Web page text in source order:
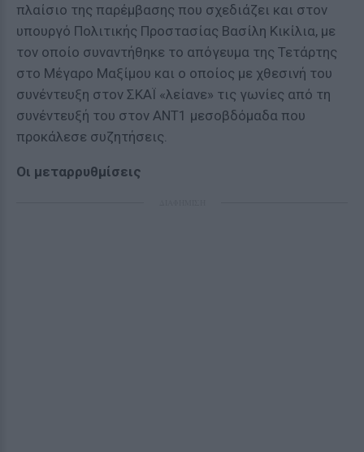
πλαίσιο της παρέμβασης που σχεδιάζει και στον
υπουργό Πολιτικής Προστασίας Βασίλη Κικίλια, με
τον οποίο συναντήθηκε το απόγευμα της Τετάρτης
στο Μέγαρο Μαξίμου και ο οποίος με χθεσινή του
συνέντευξη στον ΣΚΑΪ «λείανε» τις γωνίες από τη
συνέντευξή του στον ΑΝΤ1 μεσοβδόμαδα που
προκάλεσε συζητήσεις.
Οι μεταρρυθμίσεις